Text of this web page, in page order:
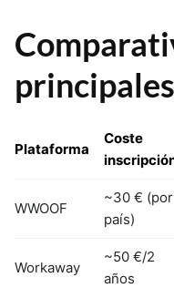
Plataforma
Coste
WWOOF
~30 € (por
país)
Workaway
~50 €/2
años